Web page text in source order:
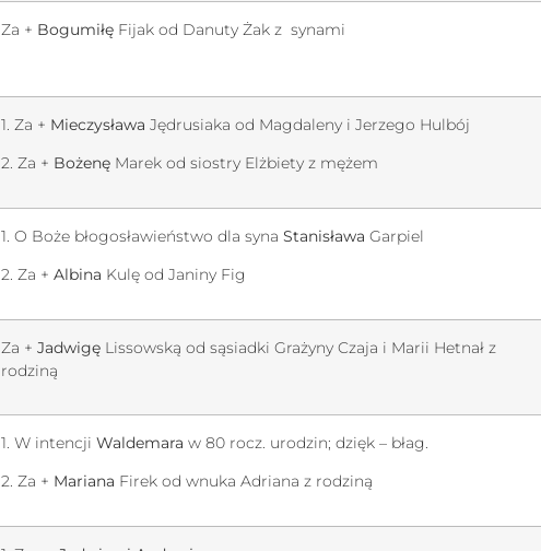
Za + Bogumiłę Fijak od Danuty Żak z synami
1. Za + Mieczysława Jędrusiaka od Magdaleny i Jerzego Hulbój
2. Za + Bożenę Marek od siostry Elżbiety z mężem
1. O Boże błogosławieństwo dla syna Stanisława Garpiel
2. Za + Albina Kulę od Janiny Fig
Za + Jadwigę Lissowską od sąsiadki Grażyny Czaja i Marii Hetnał z
rodziną
1. W intencji Waldemara w 80 rocz. urodzin; dzięk – błag.
2. Za + Mariana Firek od wnuka Adriana z rodziną